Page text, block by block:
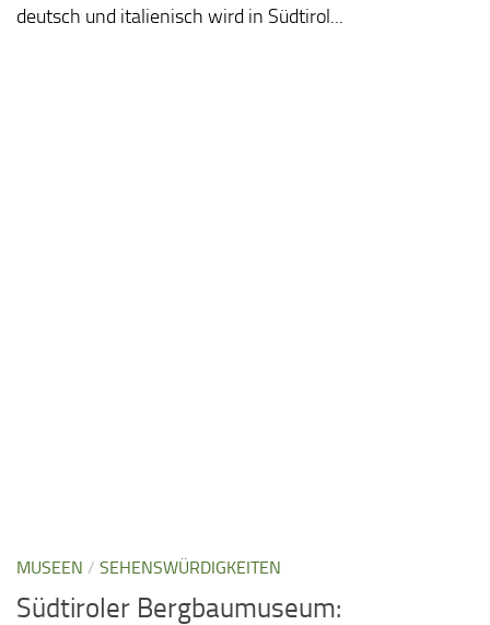
deutsch und italienisch wird in Südtirol...
MUSEEN / SEHENSWÜRDIGKEITEN
Südtiroler Bergbaumuseum: